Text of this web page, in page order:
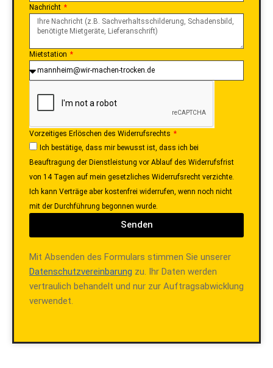
Nachricht
Mietstation
Vorzeitiges Erlöschen des Widerrufsrechts
Ich bestätige, dass mir bewusst ist, dass ich bei
Beauftragung der Dienstleistung vor Ablauf des Widerrufsfrist
von 14 Tagen auf mein gesetzliches Widerrufsrecht verzichte.
Ich kann Verträge aber kostenfrei widerrufen, wenn noch nicht
mit der Durchführung begonnen wurde.
Senden
Mit Absenden des Formulars stimmen Sie unserer
Datenschutzvereinbarung zu. Ihr Daten werden
vertraulich behandelt und nur zur Auftragsabwicklung
verwendet.